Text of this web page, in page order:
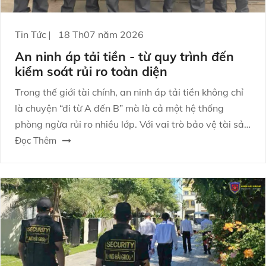
Tin Tức 18 Th07 năm 2026
An ninh áp tải tiền - từ quy trình đến
kiểm soát rủi ro toàn diện
Trong thế giới tài chính, an ninh áp tải tiền không chỉ
là chuyện “đi từ A đến B” mà là cả một hệ thống
phòng ngừa rủi ro nhiều lớp. Với vai trò bảo vệ tài sản
và duy trì niềm tin vận hành, hoạt động này đòi hỏi
rõ cách tổ chức, nhận diện điểm rủi ro và tối ưu biện
pháp quản trị để giảm thiểu sự cố.
Đọc Thêm